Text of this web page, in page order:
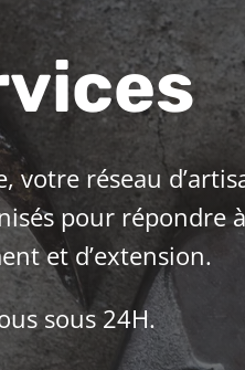
votre réseau
pour répondre
et d’extension.
sous 24H.